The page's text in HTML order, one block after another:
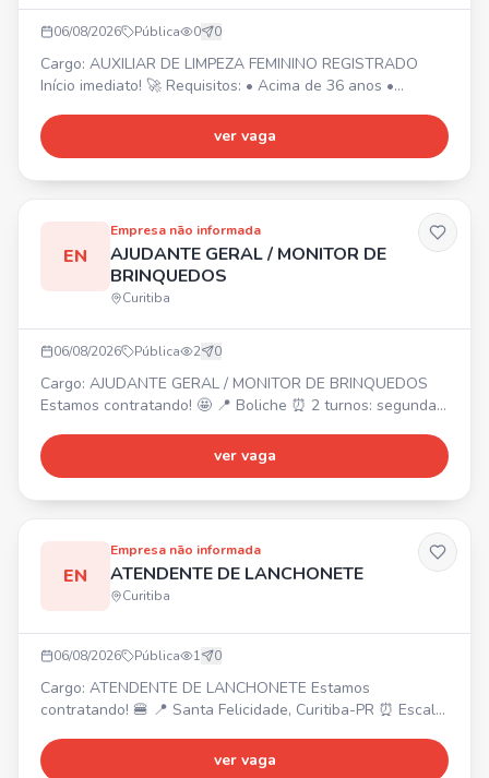
06/08/2026 Pública 0 0
Cargo: AUXILIAR DE LIMPEZA FEMININO REGISTRADO
Início imediato! 🚀 Requisitos: • Acima de 36 anos •
próximo aos bairros Água Verde e Boqueirão 📍 Jornada
de trabalho: • Seg, Qua, Sex: 7h às 11h (Água Verde) ⏰ •
ver vaga
EN
Empresa não informada
AJUDANTE GERAL / MONITOR DE
BRINQUEDOS
Curitiba
06/08/2026 Pública 2 0
Cargo: AJUDANTE GERAL / MONITOR DE BRINQUEDOS
Estamos contratando! 🤩 📍 Boliche ⏰ 2 turnos: segunda
180,00 🎁 Vale transporte e almoço/café Venha fazer
parte da nossa equipe!
ver vaga
EN
Empresa não informada
ATENDENTE DE LANCHONETE
Curitiba
06/08/2026 Pública 1 0
Cargo: ATENDENTE DE LANCHONETE Estamos
contratando! 🍔 📍 Santa Felicidade, Curitiba-PR ⏰ Escala
💰 Salário: A partir de R$ 1.700,00. 🎁 Benefícios: Cartão
ver vaga